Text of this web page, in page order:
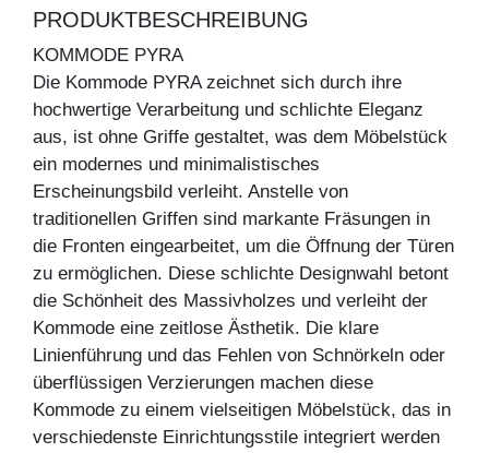
PRODUKTBESCHREIBUNG
KOMMODE PYRA
Die Kommode PYRA zeichnet sich durch ihre
hochwertige Verarbeitung und schlichte Eleganz
aus, ist ohne Griffe gestaltet, was dem Möbelstück
ein modernes und minimalistisches
Erscheinungsbild verleiht. Anstelle von
traditionellen Griffen sind markante Fräsungen in
die Fronten eingearbeitet, um die Öffnung der Türen
zu ermöglichen. Diese schlichte Designwahl betont
die Schönheit des Massivholzes und verleiht der
Kommode eine zeitlose Ästhetik. Die klare
Linienführung und das Fehlen von Schnörkeln oder
überflüssigen Verzierungen machen diese
Kommode zu einem vielseitigen Möbelstück, das in
verschiedenste Einrichtungsstile integriert werden